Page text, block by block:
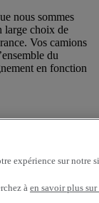
nous sommes
large choix de
Vos camions
du
en fonction
d’assurances sur
expérience sur notre
à en savoir plus